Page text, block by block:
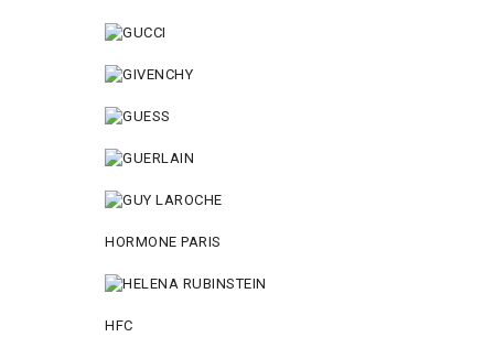
HORMONE PARIS
HFC